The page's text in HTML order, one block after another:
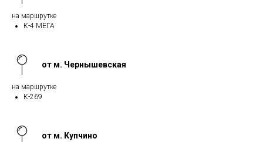
на маршрутке
К-4 МЕГА
от м. Чернышевская
на маршрутке
К-269
от м. Купчино